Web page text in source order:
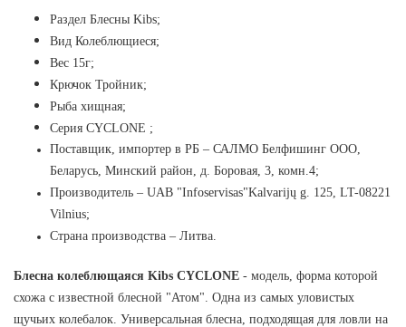
Раздел Блесны Kibs;
Вид Колеблющиеся;
Вес 15г;
Крючок Тройник;
Рыба хищная;
Серия CYCLONE ;
Поставщик, импортер в РБ – САЛМО Белфишинг ООО,
Беларусь, Минский район, д. Боровая, 3, комн.4;
Производитель – UAB "Infoservisas"Kalvarijų g. 125, LT-08221
Vilnius;
Страна производства – Литва.
Блесна колеблющаяся Kibs CYCLONE - модель, форма которой
схожа c известной блесной "Атом". Одна из самых уловистых
щучьих колебалок. Универсальная блесна, подходящая для ловли на